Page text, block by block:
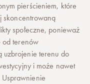
pierścieniem, które
skoncentrowaną
społeczne, ponieważ
od terenów
uzbrojenie terenu do
i może nawet